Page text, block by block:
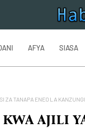
AFYA SIASA
ZA TANAPA ENEO LA
AJILI